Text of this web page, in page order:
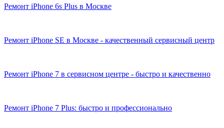
Ремонт iPhone 6s Plus в Москве
Ремонт iPhone SE в Москве - качественный сервисный центр
Ремонт iPhone 7 в сервисном центре - быстро и качественно
Ремонт iPhone 7 Plus: быстро и профессионально